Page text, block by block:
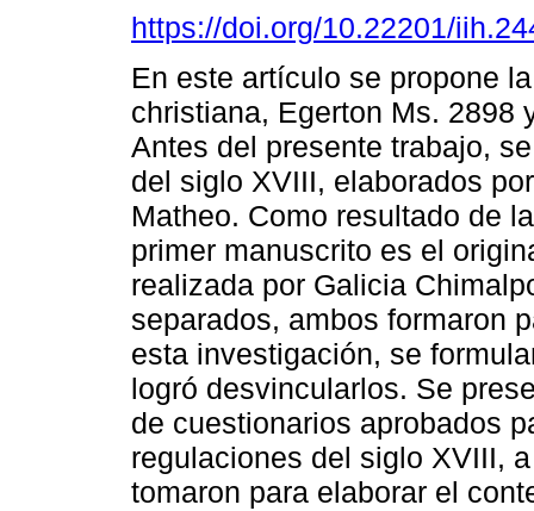
https://doi.org/10.22201/
En este artículo se propone
christiana, Egerton Ms. 2898
Antes del presente trabajo,
del siglo XVIII, elaborados
Matheo. Como resultado de
primer manuscrito es el
realizada por Galicia
separados, ambos formaron
esta investigación, se
logró desvincularlos. Se
de cuestionarios aprobados
regulaciones del siglo XVIII,
tomaron para elaborar el